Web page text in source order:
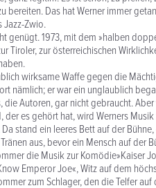
bereiten. Das hat Werner immer
Jazz-Zwio.
genügt. 1973, mit dem »halben
Tiroler, zur österreichischen
wirksame Waffe gegen die
nämlich; er war ein unglaublich
die Autoren, gar nicht gebraucht.
es gehört hat, wird Werners
stand ein leeres Bett auf der
aus, bevor ein Mensch auf der
die Musik zur Komödie»Kaiser
Emperor Joe«, Witz auf dem
zum Schlager, den die Telfer